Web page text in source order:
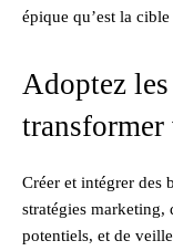
épique qu’est la
Adoptez
Créer et intégrer des
stratégies marketing,
potentiels, et de